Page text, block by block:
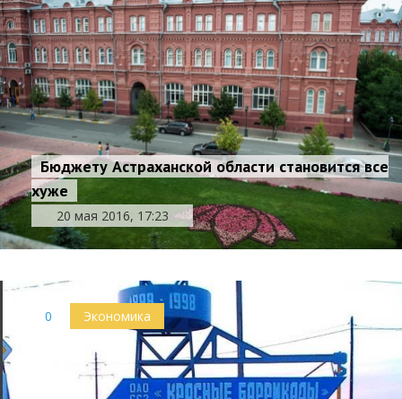
Бюджету Астраханской области становится все
хуже
20 мая 2016, 17:23
0 Экономика